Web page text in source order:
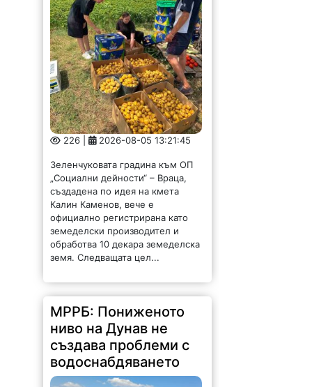
226 | 2026-08-05 13:21:45
Зеленчуковата градина към ОП
„Социални дейности“ – Враца,
създадена по идея на кмета
Калин Каменов, вече е
официално регистрирана като
земеделски производител и
обработва 10 декара земеделска
земя. Следващата цел...
МРРБ: Пониженото
ниво на Дунав не
създава проблеми с
водоснабдяването